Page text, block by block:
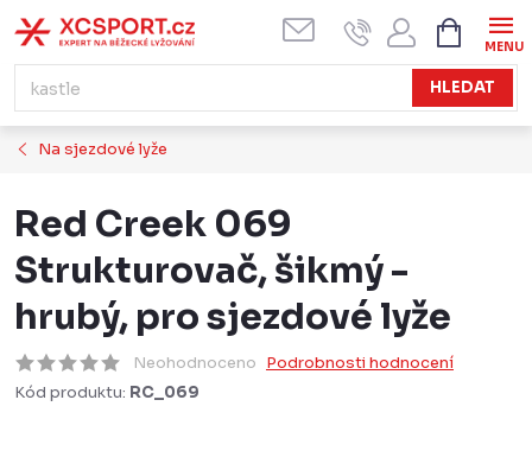
na
obsah
HLEDAT
KOŠÍK
Na sjezdové lyže
Red Creek 069
Strukturovač, šikmý -
hrubý, pro sjezdové lyže
Neohodnoceno Podrobnosti hodnocení
Kód produktu: RC_069